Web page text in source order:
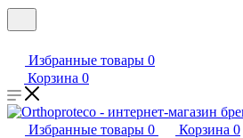
Избранные товары 0
Корзина 0
Избранные товары 0 Корзина 0